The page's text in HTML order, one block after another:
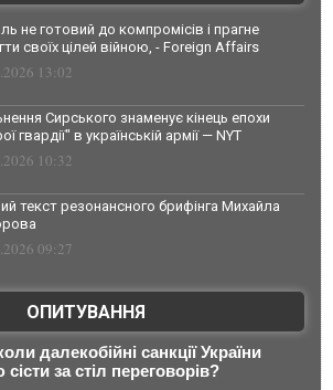
не готовий до компромісів і прагне
своїх цілей війною, - Foreign Affairs
13:02
Сирського знаменує кінець епохи
гвардії" в українській армії — NYT
10:32
текст резонансного брифінга Михайла
09:27
ОПИТУВАННЯ
далекобійні санкції України
за стіл переговорів?